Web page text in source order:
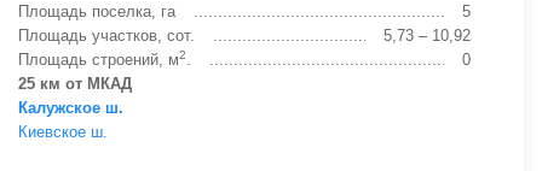
Площадь поселка, га
5
Площадь участков, сот.
5,73 – 10,92
Площадь строений, м2
0
25 км от МКАД
Калужское ш.
Киевское ш.